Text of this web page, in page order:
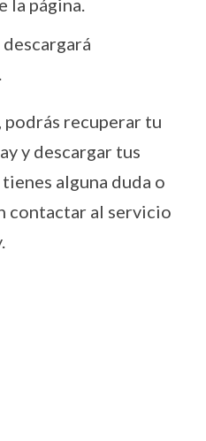
la página.
recuperar tu
y descargar tus
alguna duda o
contactar al servicio